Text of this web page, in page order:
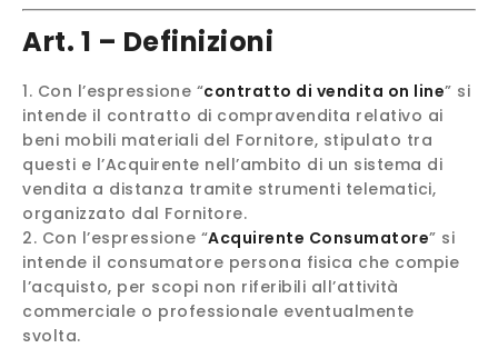
Art. 1 – Definizioni
Con l’espressione “contratto di vendita on line” si
intende il contratto di compravendita relativo ai
beni mobili materiali del Fornitore, stipulato tra
questi e l’Acquirente nell’ambito di un sistema di
vendita a distanza tramite strumenti telematici,
organizzato dal Fornitore.
Con l’espressione “Acquirente Consumatore” si
intende il consumatore persona fisica che compie
l’acquisto, per scopi non riferibili all’attività
commerciale o professionale eventualmente
svolta.